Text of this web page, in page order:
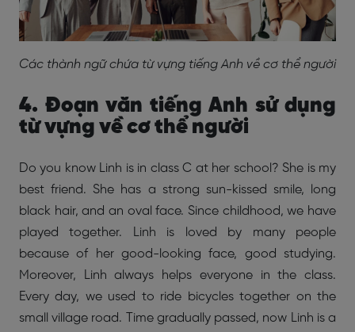
Các thành ngữ chứa từ vựng tiếng Anh về cơ thể người
4. Đoạn văn tiếng Anh sử dụng
từ vựng về cơ thể người
Do you know Linh is in class C at her school? She is my
best friend. She has a strong sun-kissed smile, long
black hair, and an oval face. Since childhood, we have
played together. Linh is loved by many people
because of her good-looking face, good studying.
Moreover, Linh always helps everyone in the class.
Every day, we used to ride bicycles together on the
small village road. Time gradually passed, now Linh is a